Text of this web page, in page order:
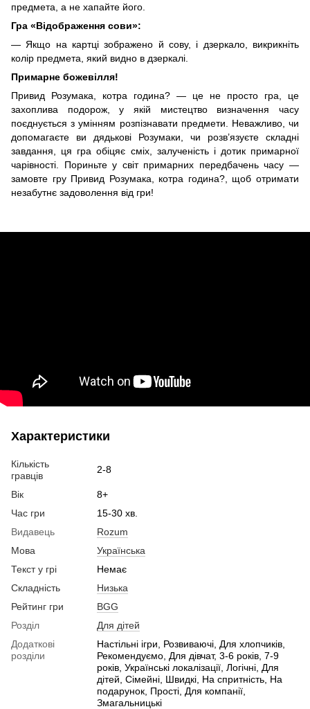
предмета, а не хапайте його.
Гра «Відображення сови»:
— Якщо на картці зображено й сову, і дзеркало, викрикніть
колір предмета, який видно в дзеркалі.
Примарне божевілля!
Привид Розумака, котра година? — це не просто гра, це
захоплива подорож, у якій мистецтво визначення часу
поєднується з умінням розпізнавати предмети. Неважливо, чи
допомагаєте ви дядькові Розумаки, чи розв’язуєте складні
завдання, ця гра обіцяє сміх, залученість і дотик примарної
чарівності. Пориньте у світ примарних передбачень часу —
замовте гру Привид Розумака, котра година?, щоб отримати
незабутнє задоволення від гри!
Характеристики
Кількість
гравців
2-8
Вік
8+
Час гри
15-30 хв.
Видавець
Rozum
Мова
Українська
Текст у грі
Немає
Складність
Низька
Рейтинг гри
BGG
Розділ
Для дітей
Додаткові
розділи
Настільні ігри, Розвиваючі, Для хлопчиків,
Рекомендуємо, Для дівчат, 3-6 років, 7-9
років, Українські локалізації, Логічні, Для
дітей, Сімейні, Швидкі, На спритність, На
подарунок, Прості, Для компанії,
Змагальницькі